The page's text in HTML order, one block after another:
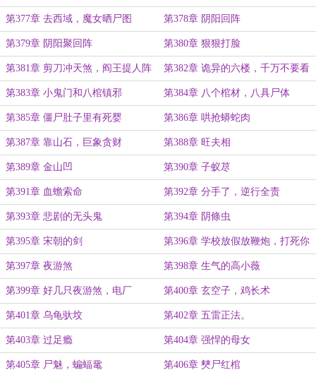
第377章 去西域，魔女晒尸图 第378章 阴阳回阵
第379章 阴阳聚回阵 第380章 狠狠打脸
第381章 剪刀冲天煞，阎王提人阵 第382章 诡异的六楼，千万不要看
镜子
第383章 小鬼门和八棺镇邪 第384章 八个棺材，八具尸体
第385章 僵尸肚子里有死婴 第386章 哄抢蟒蛇肉
第387章 靠山石，巨象贪财 第388章 旺夫相
第389章 金山凹 第390章 子蚁荩
第391章 血蟾索命 第392章 分手了，逆行全责
第393章 悲剧的无头鬼 第394章 阴條虫
第395章 宋朝的剑 第396章 学校放假放鞭炮，打死你
这个龟孙
第397章 夜游煞 第398章 生气的高小薇
第399章 好几只夜游煞，电厂 第400章 玄空子，鸡长术
第401章 乌龟驮坟 第402章 五雷正法。
第403章 过足瘾 第404章 强悍的母女
第405章 尸魅，蝙蝠鼋 第406章 僰尸红棺